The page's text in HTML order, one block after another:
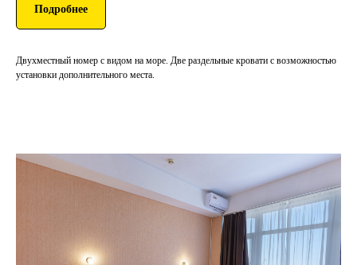
Подробнее
Двухместный номер с видом на море. Две раздельные кровати с возможностью
установки дополнительного места.